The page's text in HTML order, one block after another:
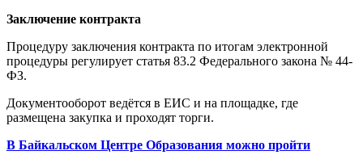
Заключение контракта
Процедуру заключения контракта по итогам электронной
процедуры регулирует статья 83.2 Федерального закона № 44-
ФЗ.
Документооборот ведётся в ЕИС и на площадке, где
размещена закупка и проходят торги.
В Байкальском Центре Образования можно пройти